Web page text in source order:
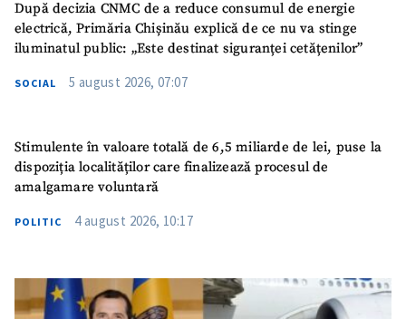
După decizia CNMC de a reduce consumul de energie
electrică, Primăria Chișinău explică de ce nu va stinge
iluminatul public: „Este destinat siguranței cetățenilor”
SOCIAL 5 august 2026, 07:07
Stimulente în valoare totală de 6,5 miliarde de lei, puse la
dispoziția localităților care finalizează procesul de
amalgamare voluntară
POLITIC 4 august 2026, 10:17